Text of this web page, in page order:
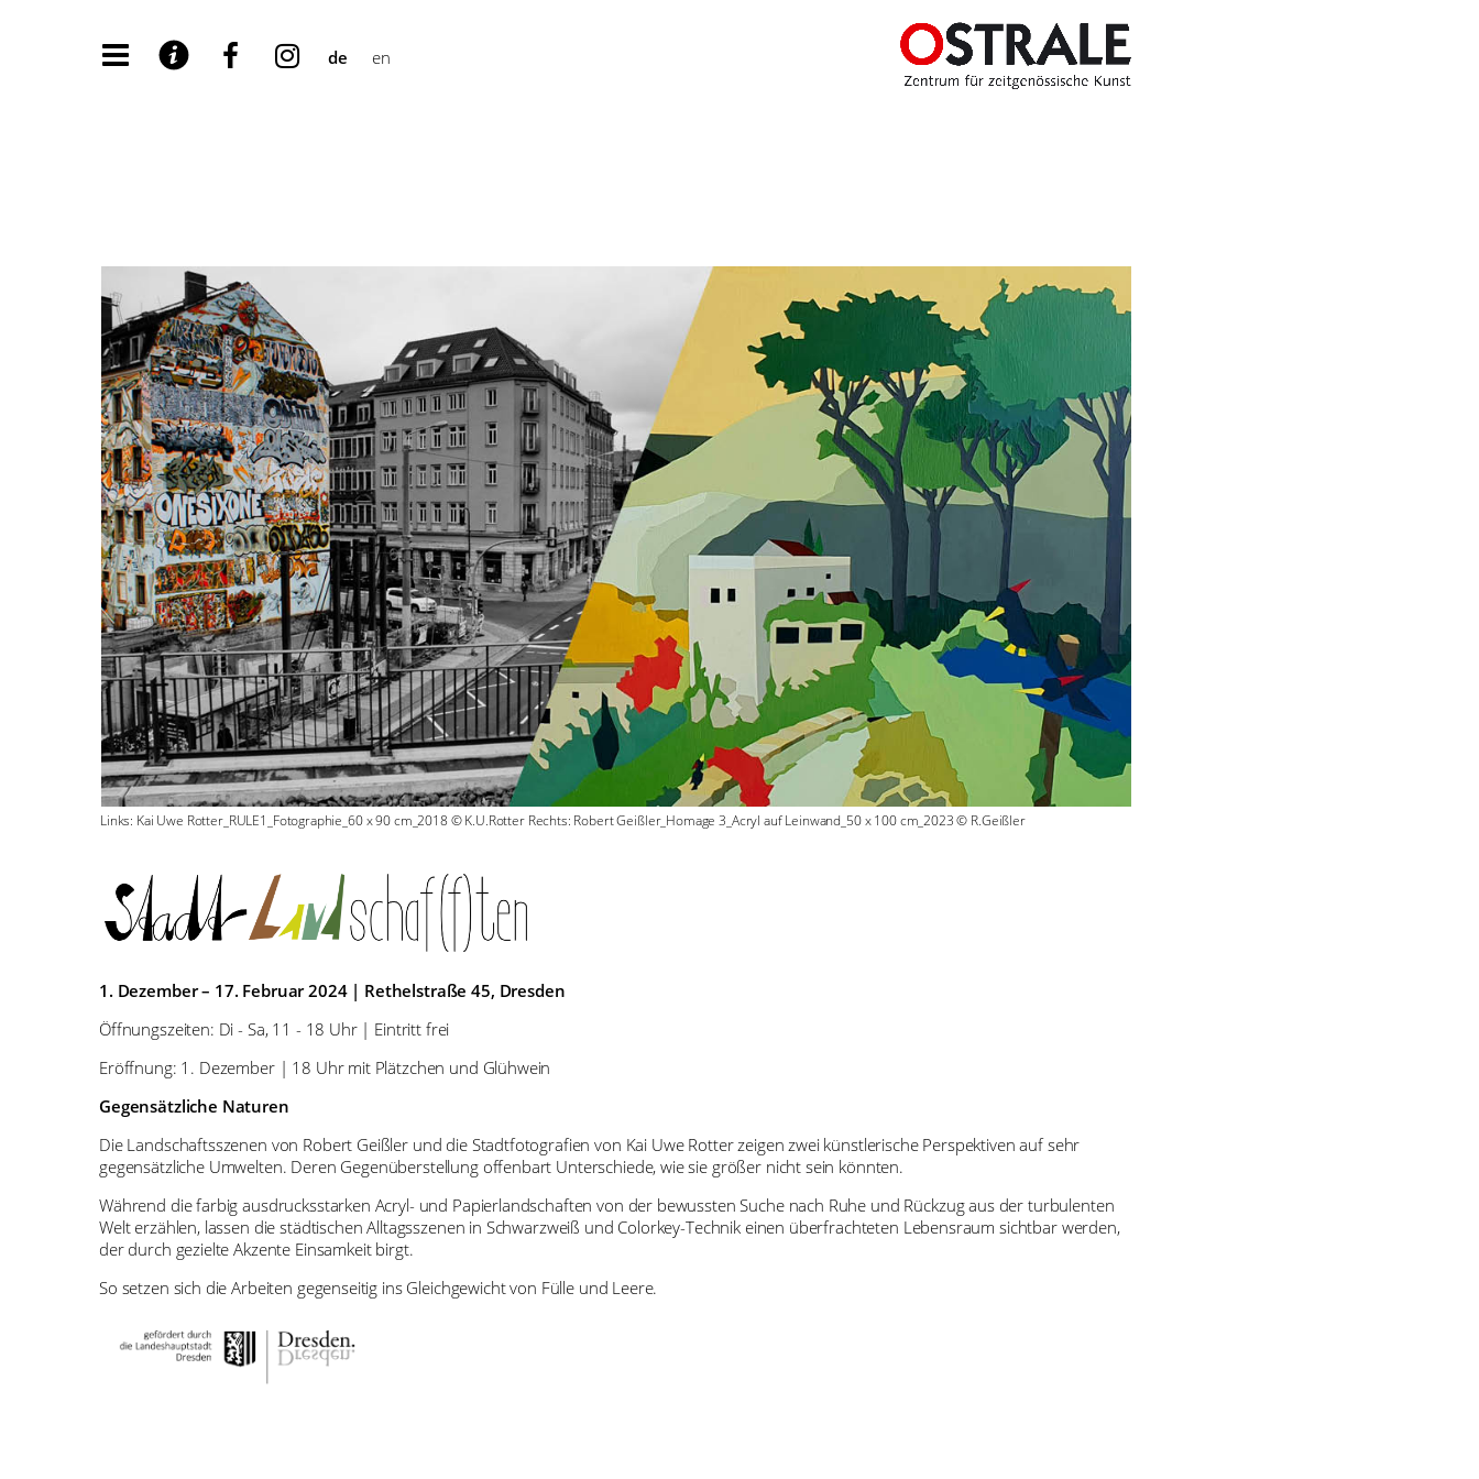
de en
Links: Kai Uwe Rotter_RULE1_Fotographie_60 x 90 cm_2018 © K.U.Rotter Rechts: Robert Geißler_Homage 3_Acryl auf Leinwand_50 x 100 cm_2023 © R.Geißler
1. Dezember – 17. Februar 2024 | Rethelstraße 45, Dresden
Öffnungszeiten: Di - Sa, 11 - 18 Uhr | Eintritt frei
Eröffnung: 1. Dezember | 18 Uhr mit Plätzchen und Glühwein
Gegensätzliche Naturen
Die Landschaftsszenen von Robert Geißler und die Stadtfotografien von Kai Uwe Rotter zeigen zwei künstlerische Perspektiven auf sehr
gegensätzliche Umwelten. Deren Gegenüberstellung offenbart Unterschiede, wie sie größer nicht sein könnten.
Während die farbig ausdrucksstarken Acryl- und Papierlandschaften von der bewussten Suche nach Ruhe und Rückzug aus der turbulenten
Welt erzählen, lassen die städtischen Alltagsszenen in Schwarzweiß und Colorkey-Technik einen überfrachteten Lebensraum sichtbar werden,
der durch gezielte Akzente Einsamkeit birgt.
So setzen sich die Arbeiten gegenseitig ins Gleichgewicht von Fülle und Leere.